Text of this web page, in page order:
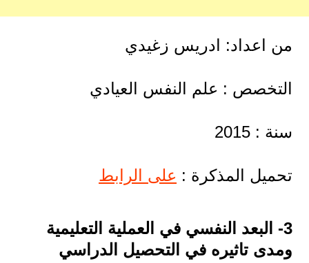
من اعداد: ادريس زغيدي
التخصص : علم النفس العيادي
سنة : 2015
تحميل المذكرة : على الرابط
3- البعد النفسي في العملية التعليمية
ومدى تاثيره في التحصيل الدراسي